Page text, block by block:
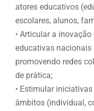
atores educativos
escolares, alunos,
• Articular a
educativas nacionais
promovendo redes
de prática;
• Estimular
âmbitos (individual,